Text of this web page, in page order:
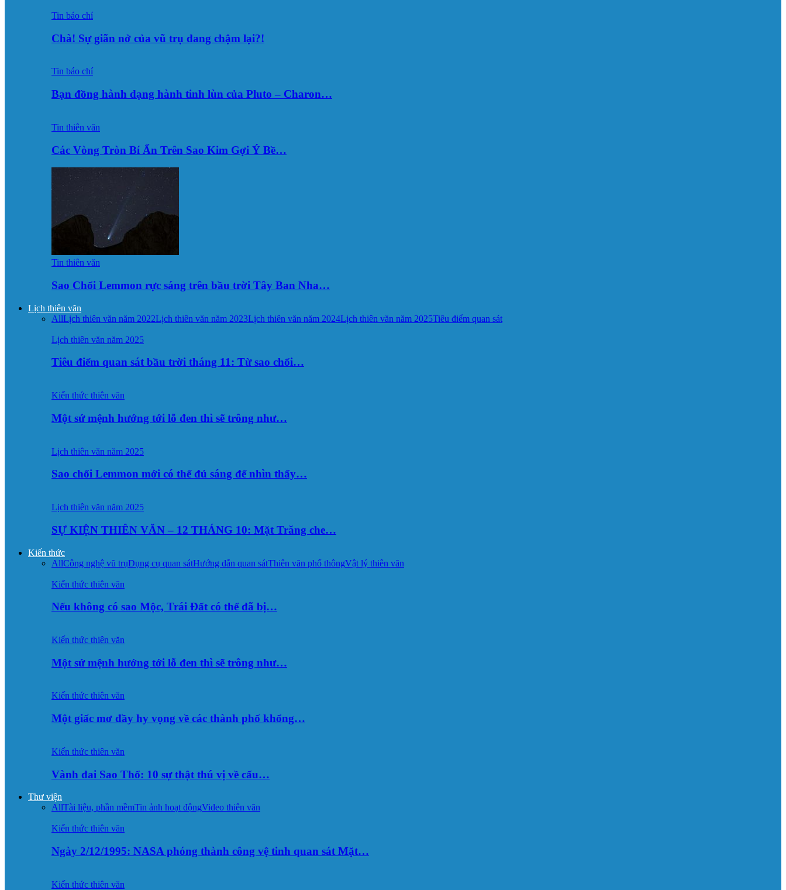
Tin báo chí
Chà! Sự giãn nở của vũ trụ đang chậm lại?!
Tin báo chí
Bạn đồng hành dạng hành tinh lùn của Pluto – Charon…
Tin thiên văn
Các Vòng Tròn Bí Ẩn Trên Sao Kim Gợi Ý Bề…
Tin thiên văn
Sao Chổi Lemmon rực sáng trên bầu trời Tây Ban Nha…
Lịch thiên văn
AllLịch thiên văn năm 2022Lịch thiên văn năm 2023Lịch thiên văn năm 2024Lịch thiên văn năm 2025Tiêu điểm quan sát
Lịch thiên văn năm 2025
Tiêu điểm quan sát bầu trời tháng 11: Từ sao chổi…
Kiến thức thiên văn
Một sứ mệnh hướng tới lỗ đen thì sẽ trông như…
Lịch thiên văn năm 2025
Sao chổi Lemmon mới có thể đủ sáng để nhìn thấy…
Lịch thiên văn năm 2025
SỰ KIỆN THIÊN VĂN – 12 THÁNG 10: Mặt Trăng che…
Kiến thức
AllCông nghệ vũ trụDụng cụ quan sátHướng dẫn quan sátThiên văn phổ thôngVật lý thiên văn
Kiến thức thiên văn
Nếu không có sao Mộc, Trái Đất có thể đã bị…
Kiến thức thiên văn
Một sứ mệnh hướng tới lỗ đen thì sẽ trông như…
Kiến thức thiên văn
Một giấc mơ đầy hy vọng về các thành phố khổng…
Kiến thức thiên văn
Vành đai Sao Thổ: 10 sự thật thú vị về cấu…
Thư viện
AllTài liệu, phần mềmTin ảnh hoạt độngVideo thiên văn
Kiến thức thiên văn
Ngày 2/12/1995: NASA phóng thành công vệ tinh quan sát Mặt…
Kiến thức thiên văn